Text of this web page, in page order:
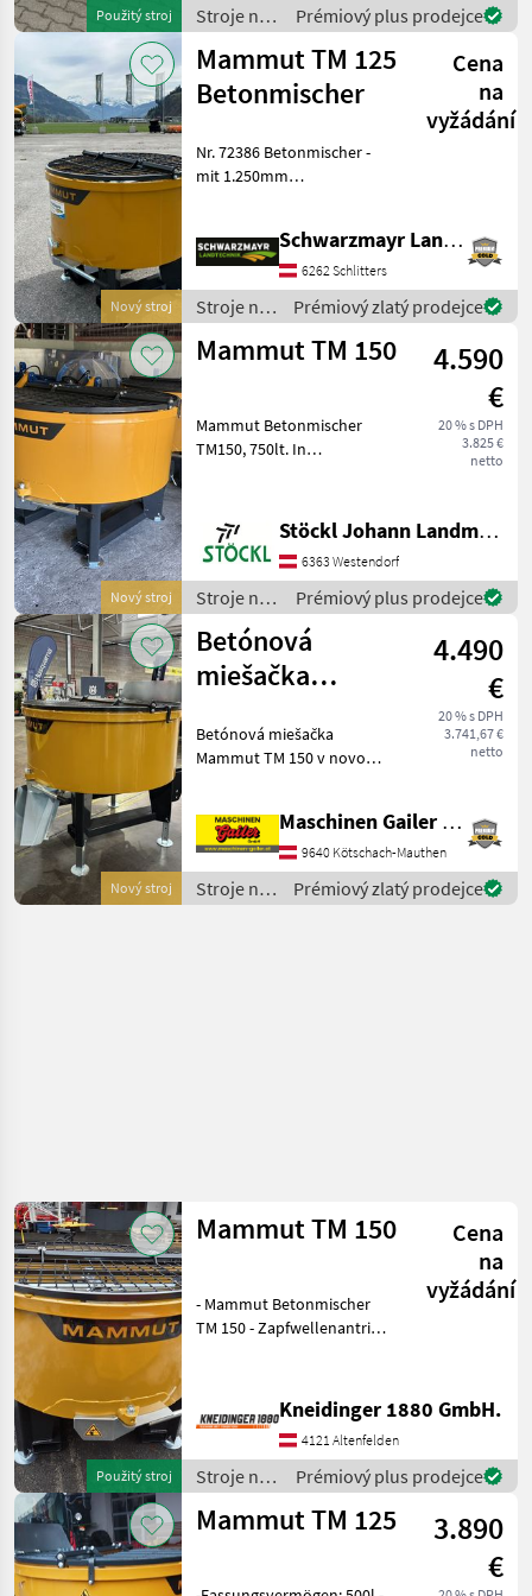
Použitý stroj
Stroje na
stavbu /
Mammut
Prémiový plus prodejce
Nový stroj
Mammut TM 125
Betonmischer
Cena
na
vyžádání
Nr. 72386 Betonmischer -
mit 1.250mm
Punktanbindung für
Oberlenker - mit
Staplereinschub - mit
Auflagebügel - mi
Schwarzmayr Landtechnik GmbH - Schlitters
6262 Schlitters
Stroje na
stavbu /
Mammut
Prémiový zlatý prodejce
Nový stroj
Mammut TM 150
4.590
€
20 % s DPH
3.825 €
netto
Mammut Betonmischer
TM150, 750lt. In
betónu
Stöckl Johann Landmaschinen GesmbH & Co KG
6363 Westendorf
Stroje na
stavbu /
Mammut
Prémiový plus prodejce
Nový stroj
Betónová
miešačka
150, nútená
litrov
4.490
€
20 % s DPH
3.741,67 €
netto
Betónová miešačka
Mammut TM 150 v novom
1500 mm * Hmotnosť cca
560 kg * Nastaviteľné
oporné nohy * 4 odpružen
Maschinen Gailer GmbH
9640 Kötschach-Mauthen
Stroje na
stavbu /
Prémiový zlatý prodejce
Použitý stroj
Mammut TM 150
Cena
na
vyžádání
- Mammut Betonmischer
TM 150 - Zapfwellenantrieb
schwenkbare
Auslaufrutsche -
verstellbare Stützfüße -
Trommeldurchmesser 1500
Kneidinger 1880 GmbH.
4121 Altenfelden
Stroje na
stavbu /
Mammut
Prémiový plus prodejce
Mammut TM 125
3.890
€